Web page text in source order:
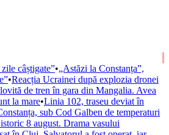
câștigate”•„Astăzi la Constanța”,
•Reacția Ucrainei după explozia dronei
de tren în gara din Mangalia. Avea
la mare•Linia 102, traseu deviat în
sub Cod Galben de temperaturi
8 august. Drama vasului